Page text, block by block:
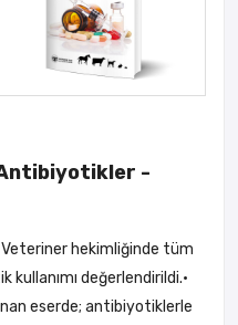
-
Veteriner hekimliğinde tüm
değerlendirildi.•
eserde; antibiyotiklerle